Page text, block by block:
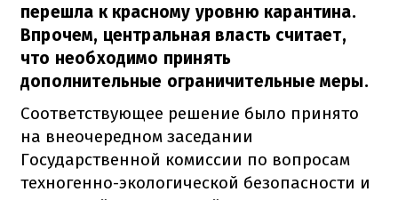
перешла к красному уровню карантина.
Впрочем, центральная власть считает,
что необходимо принять
дополнительные ограничительные меры.
Соответствующее решение было принято
на внеочередном заседании
Государственной комиссии по вопросам
техногенно-экологической безопасности и